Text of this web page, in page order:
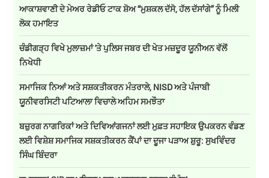
ਆਕਾਸ਼ਵਾਣੀ ਦੇ ਮੇਅਰ ਰੇਡੀਓ ਟਾਕ ਸ਼ੋਅ “ਮੁਸ਼ਕਲ ਦੱਸੋ, ਹੱਲ ਦੱਸਾਂਗੇ” ਨੂੰ ਮਿਲੀ
ਲੋਕ ਹਮਾਇਤ
ਚੰਡੀਗੜ੍ਹ ਵਿਖੇ ਮੁਲਾਜ਼ਮਾਂ 'ਤੇ ਪੁਲਿਸ ਜਬਰ ਦੀ ਖੇਤ ਮਜ਼ਦੂਰ ਯੂਨੀਅਨ ਵੱਲੋਂ
ਨਿਖੇਧੀ
ਸਮਾਜਿਕ ਨਿਆਂ ਅਤੇ ਸਸ਼ਕਤੀਕਰਨ ਮੰਤਰਾਲੇ, NISD ਅਤੇ ਪੰਜਾਬੀ
ਯੂਨੀਵਰਸਿਟੀ ਪਟਿਆਲਾ ਵਿਚਾਲੇ ਅਹਿਮ ਸਮਝੌਤਾ
ਬਜ਼ੁਰਗ ਨਾਗਰਿਕਾਂ ਅਤੇ ਦਿਵਿਆਂਗਜਨਾਂ ਲਈ ਮੁਫ਼ਤ ਸਹਾਇਕ ਉਪਕਰਨ ਵੰਡਣ
ਲਈ ਵਿਸ਼ੇਸ਼ ਸਮਾਜਿਕ ਸਸ਼ਕਤੀਕਰਨ ਕੈਂਪਾਂ ਦਾ ਦੂਜਾ ਪੜਾਅ ਸ਼ੁਰੂ: ਸੁਖਵਿੰਦਰ
ਸਿੰਘ ਬਿੰਦਰਾ